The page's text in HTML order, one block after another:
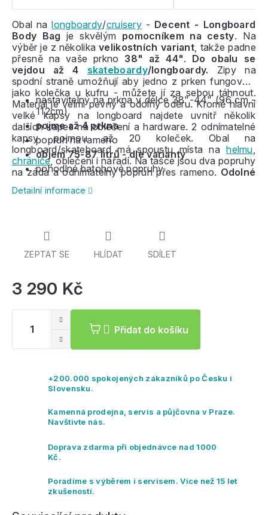
3 290 Kč
Přidat do košíku
Obal nalongboardy/cruisery - Decent - Longboard
Body Bag je skvělým pomocníkem na cesty. Na
výběr je z několika velikostních variant, takže padne
přesně na vaše prkno 38" až 44". Do obalu se
vejdou až 4 skateboardy/longboardy. Zipy na
spodní straně umožňují aby jedno z prken fungovalo
jako kolečka u kufru - můžete jí za sebou táhnout.
Materiál je velmi pevný a odolný oděru. Kromě hlavní
velké kapsy na longboard najdete uvnitř několik
dalších kapes na oblečení a hardware. 2 odnímatelné
kapsy pojmou až 20 koleček. Obal na
longboard/skateboard má spoustu místa nahelmu,
chrániče, oblečení i nářadí. Na tašce jsou dva popruhy
na záda a odnímatelný popruh přes rameno. Odolné
nastavitelný na prkna v délce 38"-44" (96 cm -
112cm)
pojme až 4 prkna
popruh na rameno
objem 75-87 litrů - dle varianty
pohodlné batohové popruhy
Detailní informace
ZEPTAT SE HLÍDAT SDÍLET
+200.000 spokojených zákazníků po Česku i
Slovensku.
Kamenná prodejna, servis a půjčovna v Praze.
Navštivte nás.
Doprava zdarma při objednávce nad 1000
Kč.
Poradíme s výběrem i servisem. Více než 15 let
zkušeností.